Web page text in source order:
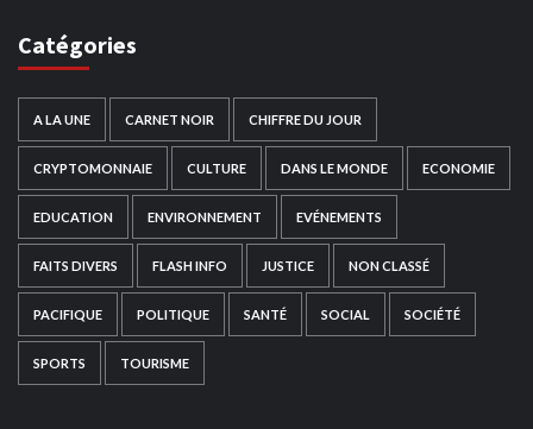
Catégories
A LA UNE CARNET NOIR CHIFFRE DU JOUR
CRYPTOMONNAIE CULTURE DANS LE MONDE ECONOMIE
EDUCATION ENVIRONNEMENT EVÉNEMENTS
FAITS DIVERS FLASH INFO JUSTICE NON CLASSÉ
PACIFIQUE POLITIQUE SANTÉ SOCIAL SOCIÉTÉ
SPORTS TOURISME